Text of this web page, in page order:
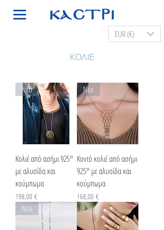
EUR (€)
ΚΟΛΙΕ
Νέο
Κολιέ από ασήμι 925°
με αλυσίδα και
κούμπωμα
Τιμή
198,00 €
Νέο
Κοντό κολιέ από ασήμι
925° με αλυσίδα και
κούμπωμα
Τιμή
168,00 €
Νέο